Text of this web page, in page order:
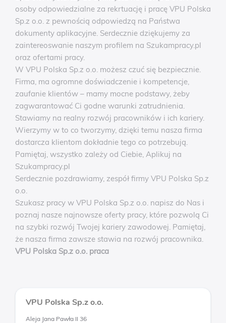
osoby odpowiedzialne za rekrtuację i pracę VPU Polska
Sp.z o.o. z pewnością odpowiedzą na Państwa
dokumenty aplikacyjne. Serdecznie dziękujemy za
zaintereoswanie naszym profilem na Szukampracy.pl
oraz ofertami pracy.
W VPU Polska Sp.z o.o. możesz czuć się bezpiecznie.
Firma, ma ogromne doświadczenie i kompetencje,
zaufanie klientów – mamy mocne podstawy, żeby
zagwarantować Ci godne warunki zatrudnienia.
Stawiamy na realny rozwój pracowników i ich kariery.
Wierzymy w to co tworzymy, dzięki temu nasza firma
dostarcza klientom dokładnie tego co potrzebują.
Pamiętaj, wszystko zależy od Ciebie, Aplikuj na
Szukampracy.pl
Serdecznie pozdrawiamy, zespół firmy VPU Polska Sp.z
o.o.
Szukasz pracy w VPU Polska Sp.z o.o. napisz do Nas i
poznaj nasze najnowsze oferty pracy, które pozwolą Ci
na szybki rozwój Twojej kariery zawodowej. Pamiętaj,
że nasza firma zawsze stawia na rozwój pracownika.
VPU Polska Sp.z o.o. praca
VPU Polska Sp.z o.o.
Aleja Jana Pawła II 36